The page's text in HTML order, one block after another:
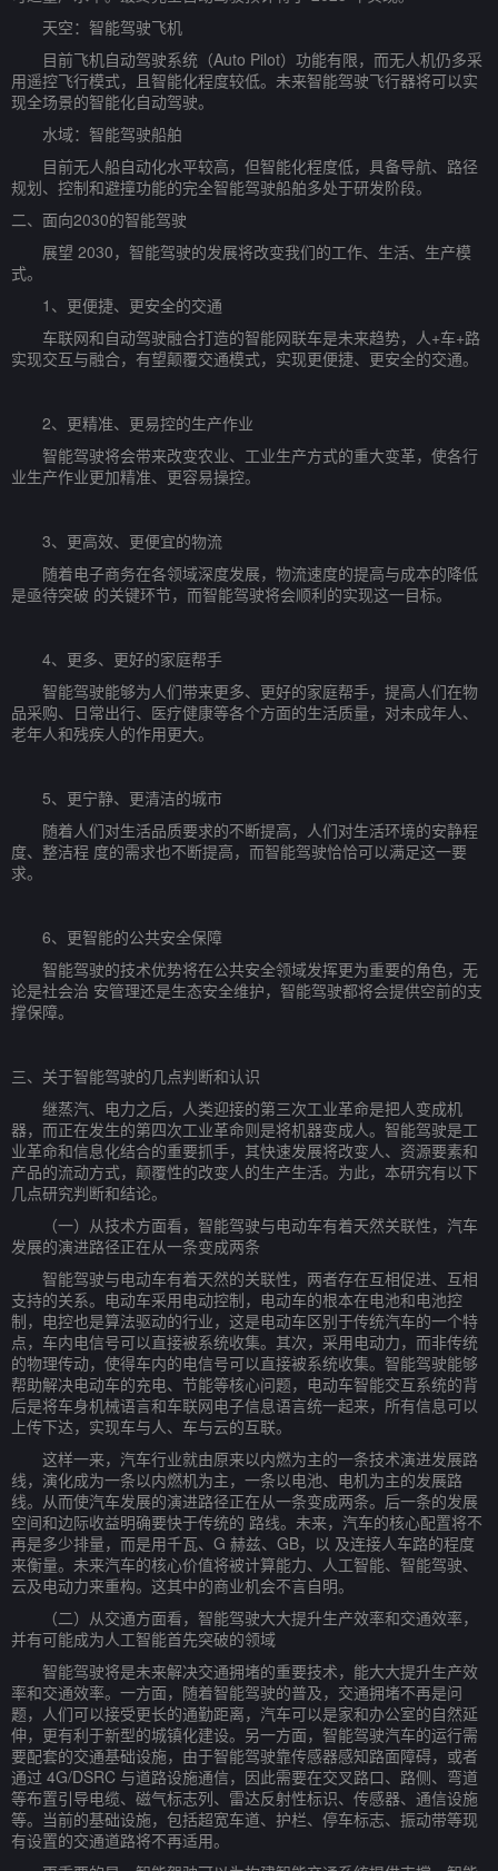
天空：智能驾驶飞机
目前飞机自动驾驶系统（Auto Pilot）功能有限，而无人机仍多采
用遥控飞行模式，且智能化程度较低。未来智能驾驶飞行器将可以实
现全场景的智能化自动驾驶。
水域：智能驾驶船舶
目前无人船自动化水平较高，但智能化程度低，具备导航、路径
规划、控制和避撞功能的完全智能驾驶船舶多处于研发阶段。
二、面向2030的智能驾驶
展望 2030，智能驾驶的发展将改变我们的工作、生活、生产模
式。
1、更便捷、更安全的交通
车联网和自动驾驶融合打造的智能网联车是未来趋势，人+车+路
实现交互与融合，有望颠覆交通模式，实现更便捷、更安全的交通。
2、更精准、更易控的生产作业
智能驾驶将会带来改变农业、工业生产方式的重大变革，使各行
业生产作业更加精准、更容易操控。
3、更高效、更便宜的物流
随着电子商务在各领域深度发展，物流速度的提高与成本的降低
是亟待突破 的关键环节，而智能驾驶将会顺利的实现这一目标。
4、更多、更好的家庭帮手
智能驾驶能够为人们带来更多、更好的家庭帮手，提高人们在物
品采购、日常出行、医疗健康等各个方面的生活质量，对未成年人、
老年人和残疾人的作用更大。
5、更宁静、更清洁的城市
随着人们对生活品质要求的不断提高，人们对生活环境的安静程
度、整洁程 度的需求也不断提高，而智能驾驶恰恰可以满足这一要
求。
6、更智能的公共安全保障
智能驾驶的技术优势将在公共安全领域发挥更为重要的角色，无
论是社会治 安管理还是生态安全维护，智能驾驶都将会提供空前的支
撑保障。
三、关于智能驾驶的几点判断和认识
继蒸汽、电力之后，人类迎接的第三次工业革命是把人变成机
器，而正在发生的第四次工业革命则是将机器变成人。智能驾驶是工
业革命和信息化结合的重要抓手，其快速发展将改变人、资源要素和
产品的流动方式，颠覆性的改变人的生产生活。为此，本研究有以下
几点研究判断和结论。
（一）从技术方面看，智能驾驶与电动车有着天然关联性，汽车
发展的演进路径正在从一条变成两条
智能驾驶与电动车有着天然的关联性，两者存在互相促进、互相
支持的关系。电动车采用电动控制，电动车的根本在电池和电池控
制，电控也是算法驱动的行业，这是电动车区别于传统汽车的一个特
点，车内电信号可以直接被系统收集。其次，采用电动力，而非传统
的物理传动，使得车内的电信号可以直接被系统收集。智能驾驶能够
帮助解决电动车的充电、节能等核心问题，电动车智能交互系统的背
后是将车身机械语言和车联网电子信息语言统一起来，所有信息可以
上传下达，实现车与人、车与云的互联。
这样一来，汽车行业就由原来以内燃为主的一条技术演进发展路
线，演化成为一条以内燃机为主，一条以电池、电机为主的发展路
线。从而使汽车发展的演进路径正在从一条变成两条。后一条的发展
空间和边际收益明确要快于传统的 路线。未来，汽车的核心配置将不
再是多少排量，而是用千瓦、G 赫兹、GB，以 及连接人车路的程度
来衡量。未来汽车的核心价值将被计算能力、人工智能、智能驾驶、
云及电动力来重构。这其中的商业机会不言自明。
（二）从交通方面看，智能驾驶大大提升生产效率和交通效率，
并有可能成为人工智能首先突破的领域
智能驾驶将是未来解决交通拥堵的重要技术，能大大提升生产效
率和交通效率。一方面，随着智能驾驶的普及，交通拥堵不再是问
题，人们可以接受更长的通勤距离，汽车可以是家和办公室的自然延
伸，更有利于新型的城镇化建设。另一方面，智能驾驶汽车的运行需
要配套的交通基础设施，由于智能驾驶靠传感器感知路面障碍，或者
通过 4G/DSRC 与道路设施通信，因此需要在交叉路口、路侧、弯道
等布置引导电缆、磁气标志列、雷达反射性标识、传感器、通信设施
等。当前的基础设施，包括超宽车道、护栏、停车标志、振动带等现
有设置的交通道路将不再适用。